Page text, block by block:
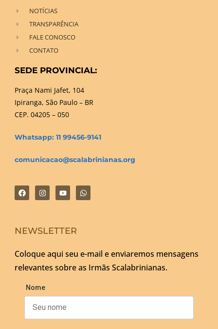
NOTÍCIAS
TRANSPARÊNCIA
FALE CONOSCO
CONTATO
SEDE PROVINCIAL:
Praça Nami Jafet, 104
Ipiranga, São Paulo – BR
CEP. 04205 – 050
Whatsapp: 11 99456-9141
comunicacao@scalabrinianas.org
NEWSLETTER
Coloque aqui seu e-mail e enviaremos mensagens
relevantes sobre as Irmãs Scalabrinianas.
Nome